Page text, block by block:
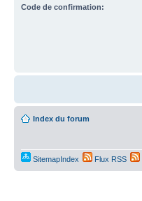
Code de confirmation:
Index du forum
SitemapIndex Flux RSS